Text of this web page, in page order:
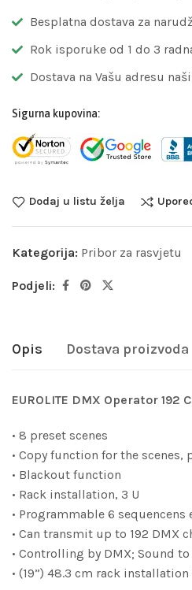
Besplatna dostava za
Rok isporuke od 1 do 3
Dostava na Vašu adresu
Sigurna kupovina:
Dodaj u listu želja
Kategorija: Pribor za rasvjetu
Podjeli:
Opis Dostava proizvoda
EUROLITE DMX Operator 192
• 8 preset scenes
• Copy function for the scenes,
• Blackout function
• Rack installation, 3 U
• Programmable 6 sequencens
• Can transmit up to 192 DMX
• Controlling by DMX; Sound
• (19”) 48.3 cm rack installation